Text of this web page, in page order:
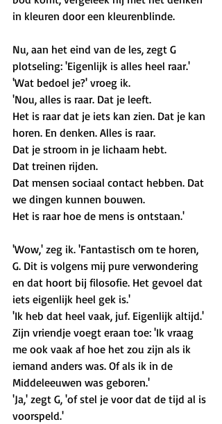
in kleuren door een kleurenblinde.
Nu, aan het eind van de les, zegt G
plotseling: 'Eigenlijk is alles heel raar.'
'Wat bedoel je?' vroeg ik.
'Nou, alles is raar. Dat je leeft.
Het is raar dat je iets kan zien. Dat je kan
horen. En denken. Alles is raar.
Dat je stroom in je lichaam hebt.
Dat treinen rijden.
Dat mensen sociaal contact hebben. Dat
we dingen kunnen bouwen.
Het is raar hoe de mens is ontstaan.'
'Wow,' zeg ik. 'Fantastisch om te horen,
G. Dit is volgens mij pure verwondering
en dat hoort bij filosofie. Het gevoel dat
iets eigenlijk heel gek is.'
'Ik heb dat heel vaak, juf. Eigenlijk altijd.'
Zijn vriendje voegt eraan toe: 'Ik vraag
me ook vaak af hoe het zou zijn als ik
iemand anders was. Of als ik in de
Middeleeuwen was geboren.'
'Ja,' zegt G, 'of stel je voor dat de tijd al is
voorspeld.'